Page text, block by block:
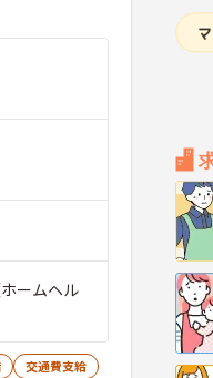
ームヘル
交通費支給